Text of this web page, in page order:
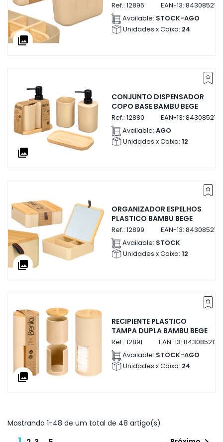
collections
Ref.: 12895 EAN-13:
Available: STOCK-AGO
Unidades x Caixa: 24
collections
CONJUNTO DISPENSADOR
COPO BASE BAMBU BEGE
Ref.: 12880 EAN-13:
Available: AGO
Unidades x Caixa: 12
collections
ORGANIZADOR ESPELHOS
PLASTICO BAMBU BEGE
Ref.: 12899 EAN-13:
Available: STOCK
Unidades x Caixa: 12
collections
RECIPIENTE PLASTICO
TAMPA DUPLA BAMBU BEGE
Ref.: 12891 EAN-13:
Available: STOCK-AGO
Unidades x Caixa: 24
Mostrando 1-48 de um total de 48 artigo(s)